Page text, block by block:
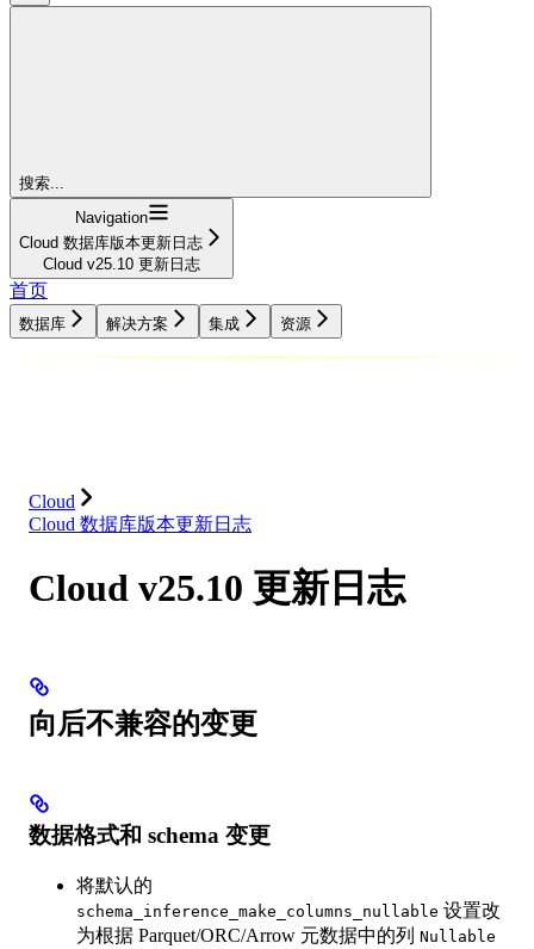
搜索...
Navigation
Cloud 数据库版本更新日志
Cloud v25.10 更新日志
首页
数据库 解决方案 集成 资源
Cloud
Cloud 数据库版本更新日志
Cloud v25.10 更新日志
向后不兼容的变更
数据格式和 schema 变更
将默认的
schema_inference_make_columns_nullable 设置改
为根据 Parquet/ORC/Arrow 元数据中的列 Nullable